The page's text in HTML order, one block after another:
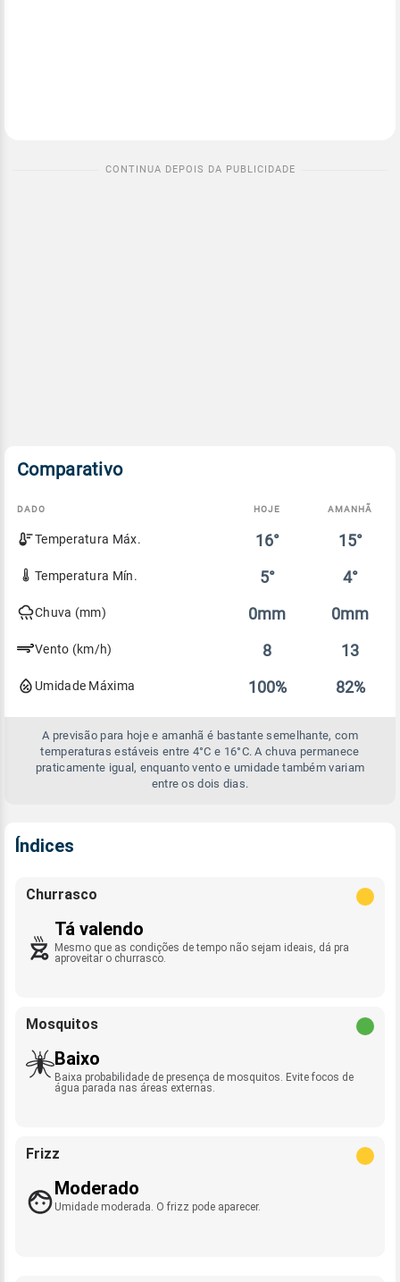
Comparativo
Comparativo
entre
previsão
hoje
DADO HOJE AMANHÃ
Temperatura Máx. 16° 15°
Temperatura Mín. 5° 4°
Chuva (mm) 0mm 0mm
Vento (km/h) 8 13
Umidade Máxima 100% 82%
A previsão para hoje e amanhã é bastante semelhante, com
temperaturas estáveis entre 4°C e 16°C. A chuva permanece
praticamente igual, enquanto vento e umidade também variam
entre os dois dias.
Índices
Churrasco
Tá valendo
Mesmo que as condições de tempo não sejam ideais, dá pra
aproveitar o churrasco.
Mosquitos
Baixo
Baixa probabilidade de presença de mosquitos. Evite focos de
água parada nas áreas externas.
Frizz
Moderado
Umidade moderada. O frizz pode aparecer.